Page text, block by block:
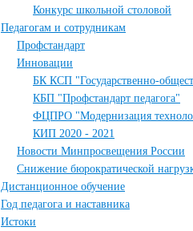
Конкурс школьной столовой
Педагогам и сотрудникам
Профстандарт
Инновации
БК КСП "Государственно-
КБП "Профстандарт педагога"
ФЦПРО "Модернизация
КИП 2020 - 2021
Новости Минпросвещения России
Снижение бюрократической
Дистанционное обучение
Год педагога и наставника
Истоки